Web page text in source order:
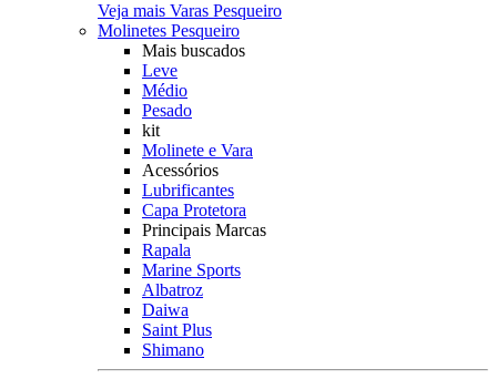
Veja mais Varas Pesqueiro
Molinetes Pesqueiro
Mais buscados
Leve
Médio
Pesado
kit
Molinete e Vara
Acessórios
Lubrificantes
Capa Protetora
Principais Marcas
Rapala
Marine Sports
Albatroz
Daiwa
Saint Plus
Shimano